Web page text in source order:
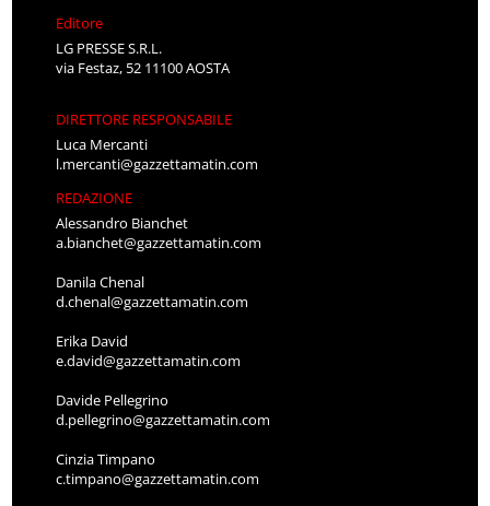
Editore
LG PRESSE S.R.L.
via Festaz, 52 11100 AOSTA
DIRETTORE RESPONSABILE
Luca Mercanti
l.mercanti@gazzettamatin.com
REDAZIONE
Alessandro Bianchet
a.bianchet@gazzettamatin.com
Danila Chenal
d.chenal@gazzettamatin.com
Erika David
e.david@gazzettamatin.com
Davide Pellegrino
d.pellegrino@gazzettamatin.com
Cinzia Timpano
c.timpano@gazzettamatin.com